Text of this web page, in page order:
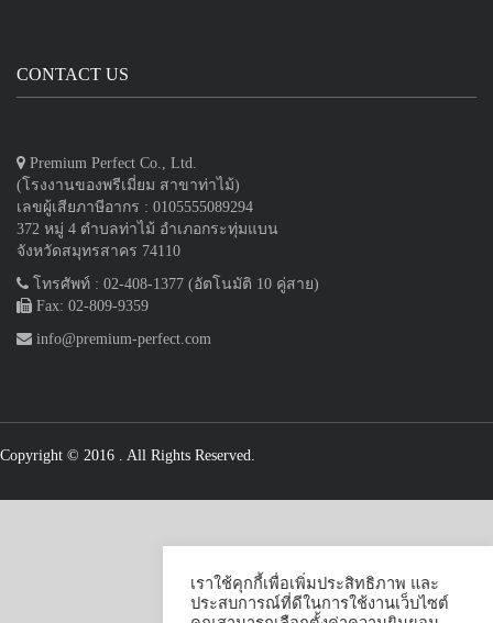
CONTACT US
Premium Perfect Co., Ltd.
(โรงงานของพรีเมี่ยม สาขาท่าไม้)
เลขผู้เสียภาษีอากร : 0105555089294
372 หมู่ 4 ตำบลท่าไม้ อำเภอกระทุ่มแบน
จังหวัดสมุทรสาคร 74110
โทรศัพท์ : 02-408-1377 (อัตโนมัติ 10 คู่สาย)
Fax: 02-809-9359
info@premium-perfect.com
Copyright © 2016 . All Rights Reserved.
เราใช้คุกกี้เพื่อเพิ่มประสิทธิภาพ และ
ประสบการณ์ที่ดีในการใช้งานเว็บไซต์